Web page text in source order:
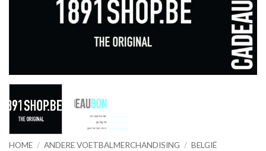
aan
wenslijst
HOME / ANDERE VOETBALMERCHANDISING / BELGIË